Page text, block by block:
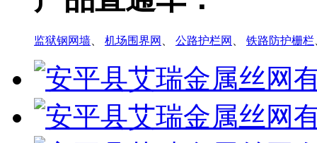
监狱钢网墙 机场围界网 公路护栏网 铁路防护栅栏